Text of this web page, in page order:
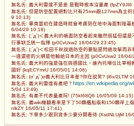
無名氏: 義大利雷達不是差 是戰時根本沒量產
無名氏: 但是防空配置絕對比只有25mm跟127mm為主
9 10:13)
無名氏: 畢竟當初在建造時就會考慮到在地中海面對陸基
6/04/29 10:18)
無名氏: (;´д`)＜義大利的帳面防空看起來雖然很猛但還
行事缺乏統一指揮 (p0CvUxw2 16/04/29 23:45)
無名氏: (;´д`)＜松田千秋說過防空的要點是閃過攻擊而
一道濃密的火網是他輸給日本的主因 (p0CvUxw2 16/
無名氏: 義大利的強是強在與德國比，維內托噸位比宰相
國好 (kqECYmrU 16/05/01 14:06)
無名氏: (σﾟдﾟ)σ義大利比日本差?你在說笑? (i6x/2LTM
無名氏: 義大利雷達有產吧？ https://en.wikipedia.org/
5/04 13:49)
無名氏: 有產不代表量產阿! (75kI68Q6 16/05/09 14:15)
無名氏: 義wiki機翻看來是下了50顆艦船版和150顆岸上
nlkZY 16/05/11 17:41)
無名氏: 下單多少跟到貨多少要分開看待 (XsdNLUjM